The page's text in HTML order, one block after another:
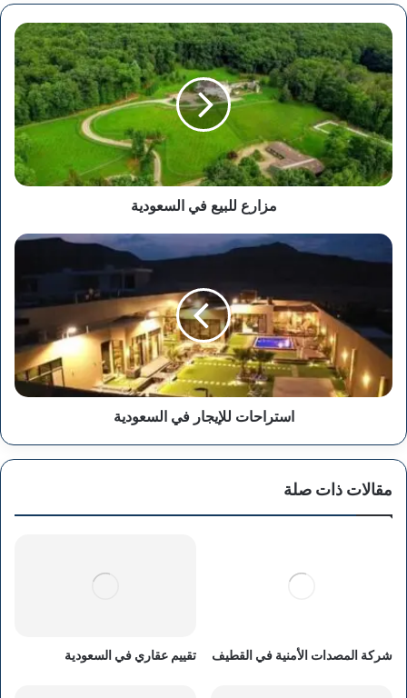
مزارع
للبيع
في
السعودية
مزارع للبيع في السعودية
استراحات
للإيجار
استراحات للإيجار في السعودية
مقالات ذات صلة
شركة المصدات الأمنية في القطيف تقييم عقاري في السعودية